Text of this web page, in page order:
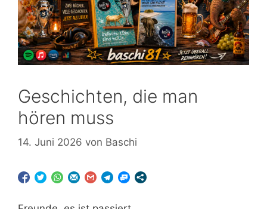
Geschichten, die man
hören muss
14. Juni 2026 von Baschi